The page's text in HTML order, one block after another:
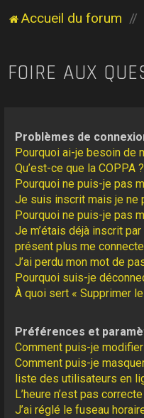
Accueil du forum
FOIRE AUX
Problèmes de
Pourquoi ai-je besoin de
Qu’est-ce que la COPPA ?
Pourquoi ne puis-je pas
Je suis inscrit mais je ne
Pourquoi ne puis-je pas
Je m’étais déjà inscrit
présent plus me
J’ai perdu mon mot de
Pourquoi suis-je
À quoi sert « Supprimer
Préférences et
Comment puis-je
Comment puis-je
liste des utilisateurs en
L’heure n’est pas
J’ai réglé le fuseau